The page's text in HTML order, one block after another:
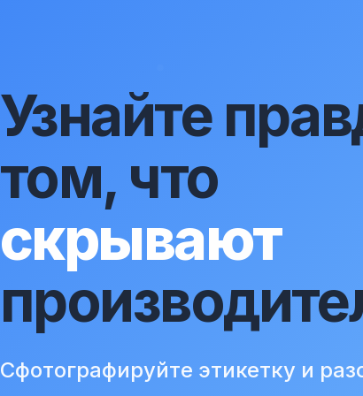
Узнайте
том, что
скрывают
Сфотографируйте этикетку и